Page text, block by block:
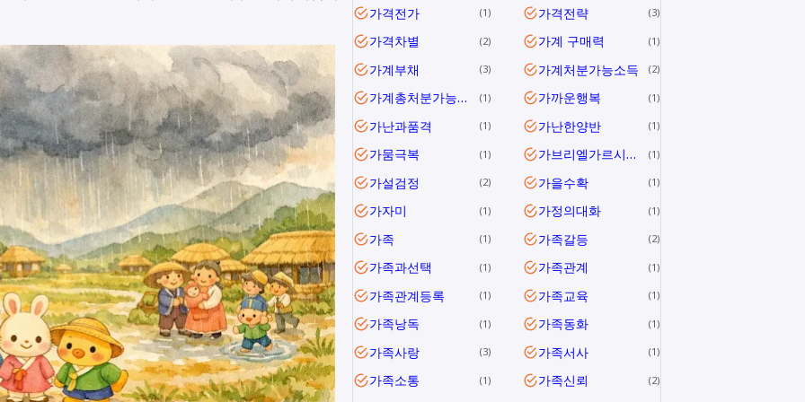
가격전가 1 가격전략 3
가격차별 2 가계 구매력 1
가계부채 3 가계처분가능소득 2
가계총처분가능소득 1 가까운행복 1
가난과품격 1 가난한양반 1
가뭄극복 1 가브리엘가르시아마르케스 1
가설검정 2 가을수확 1
가자미 1 가정의대화 1
가족 1 가족갈등 2
가족과선택 1 가족관계 1
가족관계등록 1 가족교육 1
가족낭독 1 가족동화 1
가족사랑 3 가족서사 1
가족소통 1 가족신뢰 2